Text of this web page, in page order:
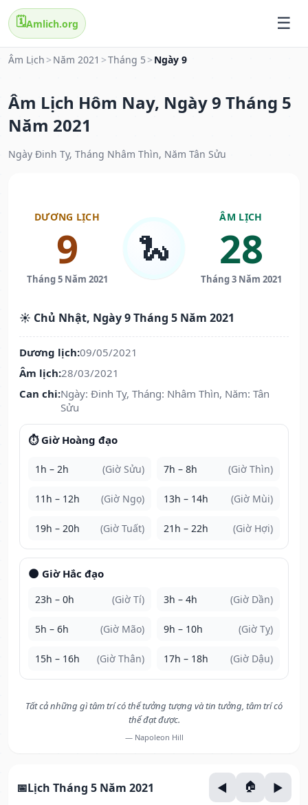
🗓️Amlich.org
Âm Lịch > Năm 2021 >Tháng 5 > Ngày 9
Âm Lịch Hôm Nay, Ngày 9 Tháng 5
Năm 2021
Ngày Đinh Tỵ, Tháng Nhâm Thìn, Năm Tân Sửu
DƯƠNG LỊCH
9
Tháng 5 Năm 2021
🐍
ÂM LỊCH
28
Tháng 3 Năm 2021
☀️ Chủ Nhật, Ngày 9 Tháng 5 Năm 2021
Dương lịch:09/05/2021
Âm lịch:28/03/2021
Can chi:Ngày: Đinh Tỵ, Tháng: Nhâm Thìn, Năm: Tân
Sửu
⏱️ Giờ Hoàng đạo
1h – 2h (Giờ Sửu) 7h – 8h (Giờ Thìn)
11h – 12h (Giờ Ngọ) 13h – 14h (Giờ Mùi)
19h – 20h (Giờ Tuất) 21h – 22h (Giờ Hợi)
🌑 Giờ Hắc đạo
23h – 0h (Giờ Tí) 3h – 4h (Giờ Dần)
5h – 6h (Giờ Mão) 9h – 10h (Giờ Tỵ)
15h – 16h (Giờ Thân) 17h – 18h (Giờ Dậu)
Tất cả những gì tâm trí có thể tưởng tượng và tin tưởng, tâm trí có
thể đạt được.
— Napoleon Hill
Lịch Tháng 5 Năm 2021